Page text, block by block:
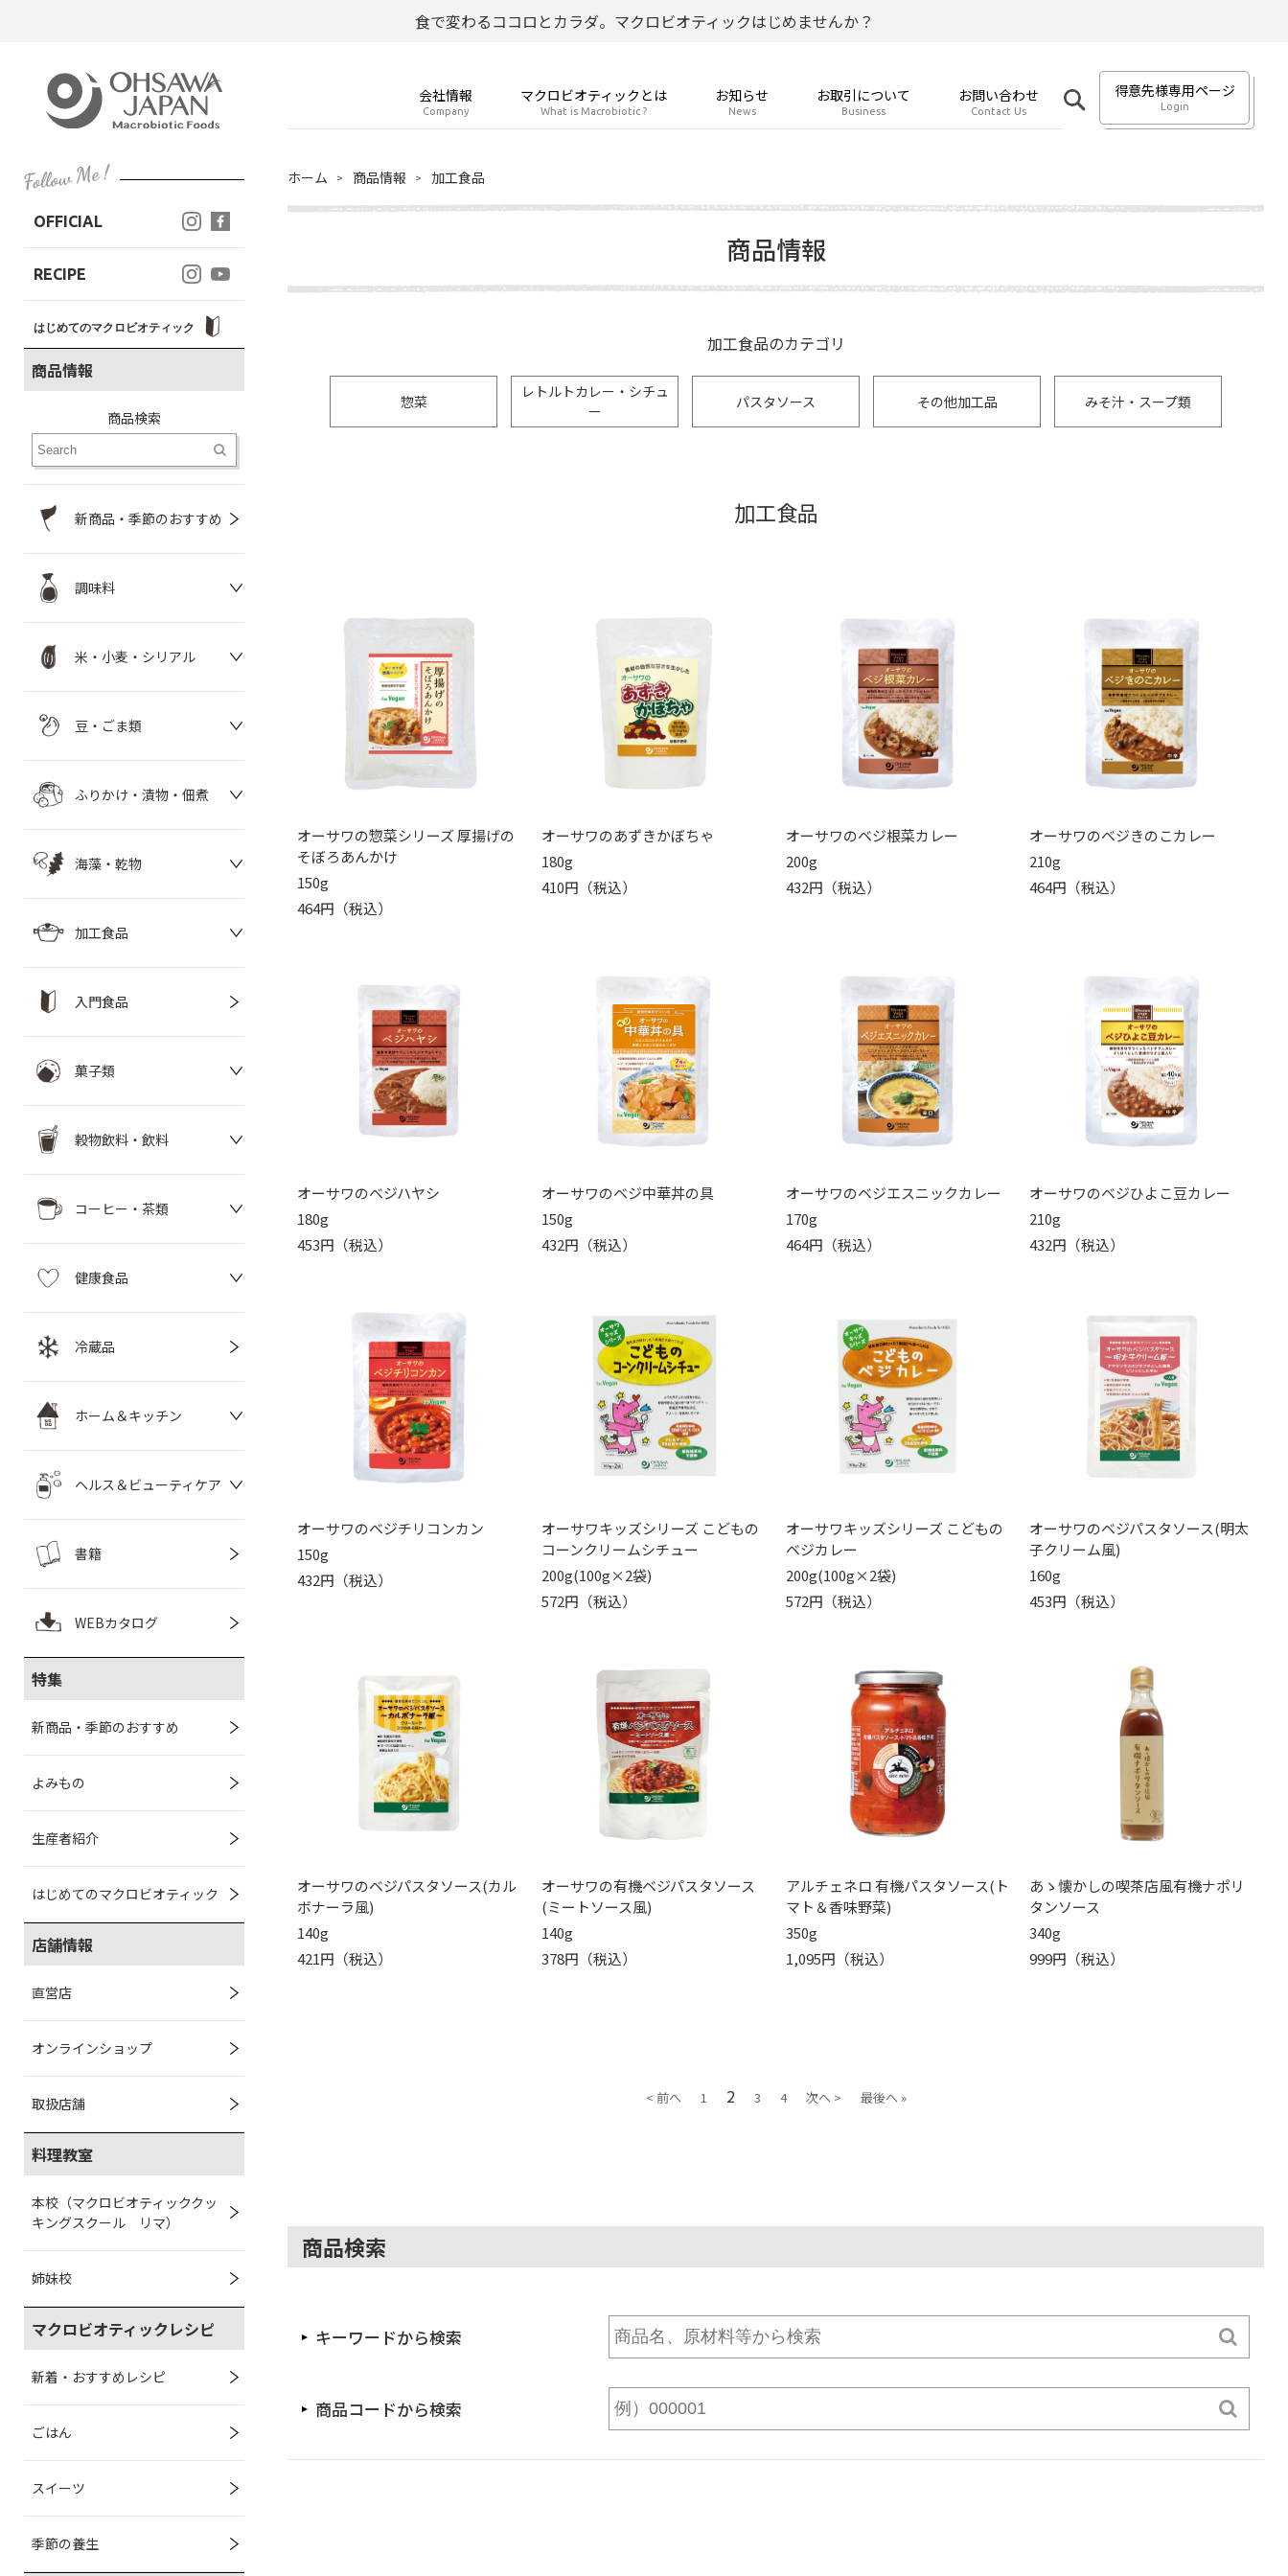
食で変わるココロとカラダ。マクロビオティックはじめませんか？
会社情報
Company
マクロビオティックとは
What is Macrobiotic ?
お知らせ
News
お取引について
Business
お問い合わせ
Contact Us
得意先様専用ページ
Login
OFFICIAL
RECIPE
はじめてのマクロビオティック
商品情報
商品検索
新商品・季節のおすすめ
調味料
米・小麦・シリアル
豆・ごま類
ふりかけ・漬物・佃煮
海藻・乾物
加工食品
入門食品
菓子類
穀物飲料・飲料
コーヒー・茶類
健康食品
冷蔵品
ホーム＆キッチン
ヘルス＆ビューティケア
書籍
WEBカタログ
特集
新商品・季節のおすすめ
よみもの
生産者紹介
はじめてのマクロビオティック
店舗情報
直営店
オンラインショップ
取扱店舗
料理教室
本校（マクロビオティッククッ
キングスクール リマ）
姉妹校
マクロビオティックレシピ
新着・おすすめレシピ
ごはん
スイーツ
季節の養生
ホーム 商品情報 加工食品
商品情報
加工食品のカテゴリ
惣菜
レトルトカレー・シチュ
ー
パスタソース その他加工品 みそ汁・スープ類
加工食品
オーサワの惣菜シリーズ 厚揚げの
そぼろあんかけ
150g
464円（税込）
オーサワのあずきかぼちゃ
180g
410円（税込）
オーサワのベジ根菜カレー
200g
432円（税込）
オーサワのベジきのこカレー
210g
464円（税込）
オーサワのベジハヤシ
180g
453円（税込）
オーサワのベジ中華丼の具
150g
432円（税込）
オーサワのベジエスニックカレー
170g
464円（税込）
オーサワのベジひよこ豆カレー
210g
432円（税込）
オーサワのベジチリコンカン
150g
432円（税込）
オーサワキッズシリーズ こどもの
コーンクリームシチュー
200g(100g×2袋)
572円（税込）
オーサワキッズシリーズ こどもの
ベジカレー
200g(100g×2袋)
572円（税込）
オーサワのベジパスタソース(明太
子クリーム風)
160g
453円（税込）
オーサワのベジパスタソース(カル
ボナーラ風)
140g
421円（税込）
オーサワの有機ベジパスタソース
(ミートソース風)
140g
378円（税込）
アルチェネロ 有機パスタソース(ト
マト＆香味野菜)
350g
1,095円（税込）
あゝ懐かしの喫茶店風有機ナポリ
タンソース
340g
999円（税込）
< 前へ 1 2 3 4 次へ > 最後へ »
商品検索
キーワードから検索
商品コードから検索